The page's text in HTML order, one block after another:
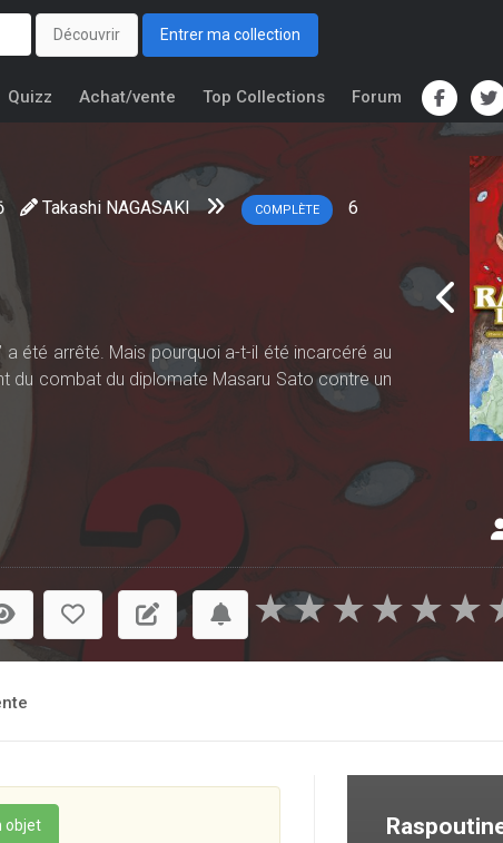
Découvrir Entrer ma collection
Quizz Achat/vente Top Collections Forum
Takashi NAGASAKI COMPLÈTE
6
a été arrêté. Mais pourquoi a-t-il été incarcéré au
du combat du diplomate Masaru Sato contre un
★
★
★
★
★
★
objet